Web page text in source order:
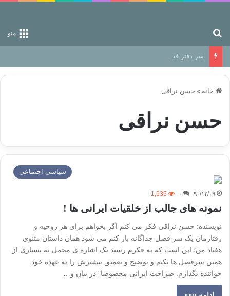
منو
سر دفتر فساد در زمین‌، دوری وکناره‌گیری از راه خداست‌!
خانه » حسن نراقی
حسن نراقی
سياسي اجتماعي
۹۰/۱۲/۰۹ ۰ 1,635
نمونه های جالب از خلقیات ایرانی ها !
نویسنده: حسن نراقی فکر می کنم اگر بخواهم برای هر روحیه و
رفتارمان یک سر فصل جداگانه باز کنم می شود همان داستان مثنوی
هفتاد من؛ این است که به فکرم رسید یک اشاره ی مجمل به بسیاری از
همین سرفصل ها بکنم و توضیح و تعمیق بیشترش را به عهده خود
خواننده بگذارم. صراحت ایرانی مخصوصا" در بیان و…